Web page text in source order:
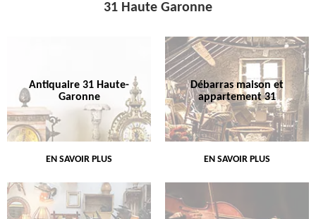
31 Haute Garonne
Antiquaire 31 Haute-
Garonne
EN SAVOIR PLUS
Débarras maison et
appartement 31
EN SAVOIR PLUS